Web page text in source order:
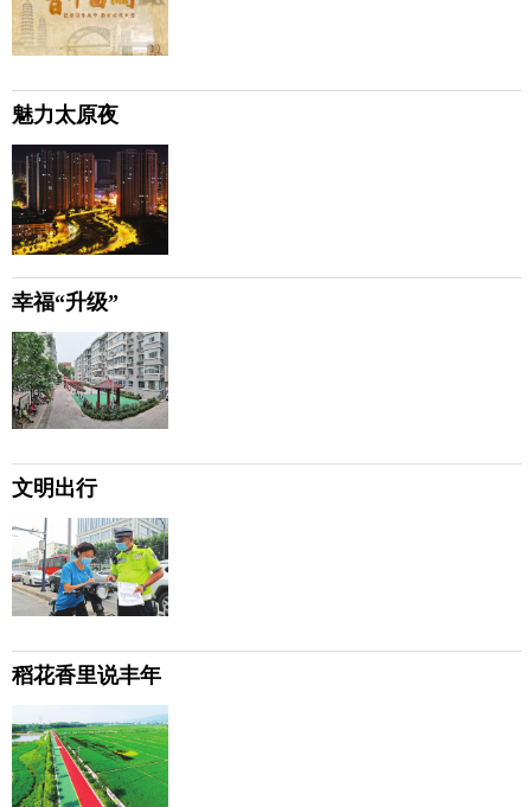
魅力太原夜
幸福“升级”
文明出行
稻花香里说丰年